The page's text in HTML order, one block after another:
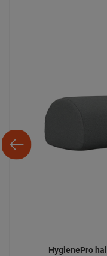
HygienePro